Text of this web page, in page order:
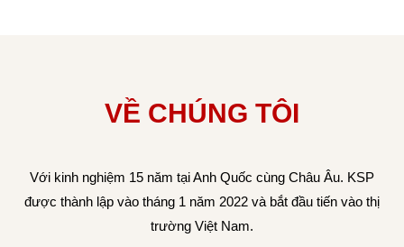
VỀ CHÚNG TÔI
Với kinh nghiệm 15 năm tại Anh Quốc cùng Châu Âu. KSP
được thành lập vào tháng 1 năm 2022 và bắt đầu tiến vào thị
trường Việt Nam.